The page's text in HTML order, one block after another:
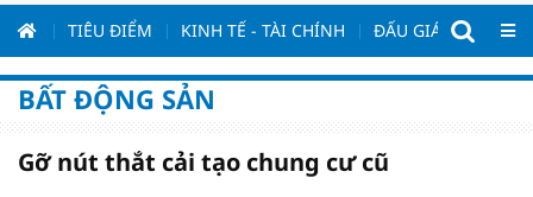
TIÊU ĐIỂM KINH TẾ - TÀI CHÍNH ĐẤU GIÁ - ĐẤU
BẤT ĐỘNG SẢN
Gỡ nút thắt cải tạo chung cư cũ